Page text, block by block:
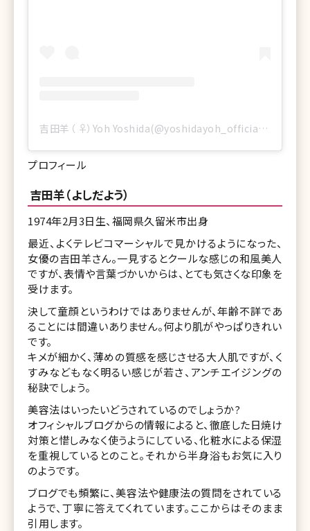
吉田羊（ ♀）Yoh Yoshida(@yoshidayoh_official)がシェアした投稿
プロフィール
吉田羊（よしだよう）
1974年2月3日生、福岡県久留米市出身
最近、よくテレビコマーシャルで見かけるようになった、
女優の吉田羊さん。一見するとクールな感じの和風美人
ですが、表情や言葉づかいからは、とても気さくな印象を
受けます。
決して童顔というわけではありませんが、年齢不詳であ
ることには間違いありません。何より肌がやっぱりきれい
です。
キメが細かく、薄めの質感を感じさせる大人肌ですが、く
すみなどもなく明るい感じが若さ、アンチエイジングの
秘訣でしょう。
美容法はいったいどうされているのでしょうか?
オフィシャルブログからの情報によると、徹底した日焼け
対策と惜しみなく使うようにしている、化粧水による保湿
を重視しているとのこと。それから半身浴もお気に入り
のようです。
ブログでも頻繁に、美容法や健康法の質問をされている
ようで、丁寧に答えてくれています。ここからはそのまま
引用します。